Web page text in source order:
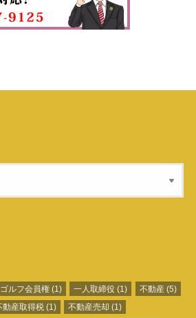
ゴルフ会員権 (1) 一人取締役 (1) 不動産(5)
動産取得税 (1) 不動産売却 (1)